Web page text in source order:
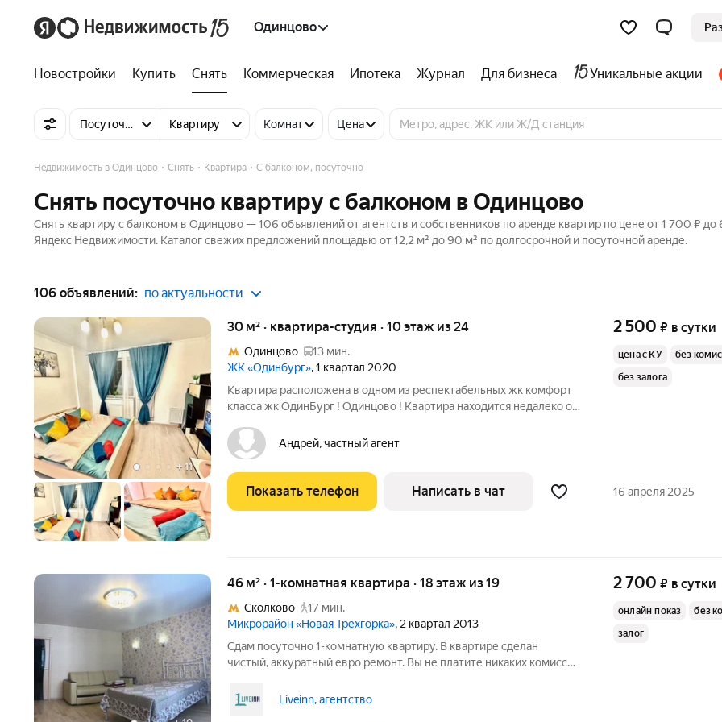
Одинцово
Новостройки Купить Снять Коммерческая Ипотека Журнал Для бизнеса Уникальные акции
Посуточно Квартиру Комнат Цена
Недвижимость в Одинцово Снять Квартира С балконом, посуточно
Снять посуточно квартиру с балконом в Одинцово
Снять квартиру с балконом в Одинцово — 106 объявлений от агентств и собственников по аренде квартир по цене от 1 700 ₽
Яндекс Недвижимости. Каталог свежих предложений площадью от 12,2 м² до 90 м² по долгосрочной и посуточной аренде.
106 объявлений: по актуальности
+ 11
30 м² · квартира-студия · 10 этаж из 24
Одинцово
13 мин.
ЖК «Одинбург», 1 квартал 2020
Квартира расположена в одном из респектабельных жк комфорт
класса жк ОдинБург ! Одинцово ! Квартира находится недалеко от
телевизор, фен, утюг ,стиральная машина, плита, Рядом Метро
Одинцово 15
Андрей, частный агент
2 500 ₽ в сутки
цена с КУ
без
без залога
Показать телефон Написать в чат 16 апреля 2025
46 м² · 1-комнатная квартира · 18 этаж из 19
Сколково
17 мин.
Микрорайон «Новая Трёхгорка», 2 квартал 2013
Сдам посуточно 1-комнатную квартиру. В квартире сделан
чистый, аккуратный евро ремонт. Вы не платите никаких комиссий
заселении. Квартира от собственника. Очень хорошая
Liveinn, агентство
2 700 ₽ в сутки
онлайн показ
без
залог